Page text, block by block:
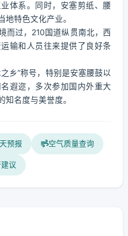
体系。同时，安塞剪纸、腰
特色文化产业。
而过，210国道纵贯南北，西
输和人员往来提供了良好条
乡”称号，特别是安塞腰鼓以
遐迩，多次参加国内外重大
知名度与美誉度。
预报 空气质量查询
议